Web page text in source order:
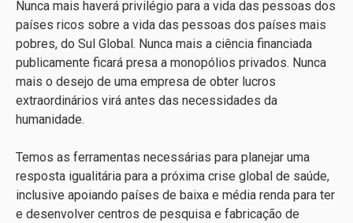
Nunca mais haverá privilégio para a vida das pessoas dos
países ricos sobre a vida das pessoas dos países mais
pobres, do Sul Global. Nunca mais a ciência financiada
publicamente ficará presa a monopólios privados. Nunca
mais o desejo de uma empresa de obter lucros
extraordinários virá antes das necessidades da
humanidade.
Temos as ferramentas necessárias para planejar uma
resposta igualitária para a próxima crise global de saúde,
inclusive apoiando países de baixa e média renda para ter
e desenvolver centros de pesquisa e fabricação de